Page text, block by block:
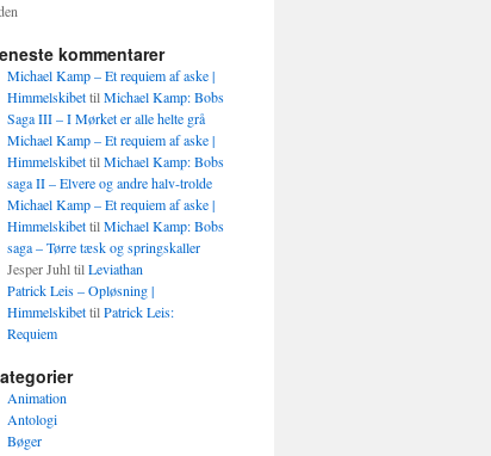
kommentarer
Michael Kamp – Et requiem af aske |
HimmelskibettilMichael Kamp: Bobs
Saga III – I Mørket er alle helte grå
Michael Kamp – Et requiem af aske |
HimmelskibettilMichael Kamp: Bobs
saga II – Elvere og andre halv-trolde
Michael Kamp – Et requiem af aske |
HimmelskibettilMichael Kamp: Bobs
saga – Tørre tæsk og springskaller
Jesper JuhltilLeviathan
Patrick Leis – Opløsning |
HimmelskibettilPatrick Leis:
Requiem
Animation
Antologi
Bøger